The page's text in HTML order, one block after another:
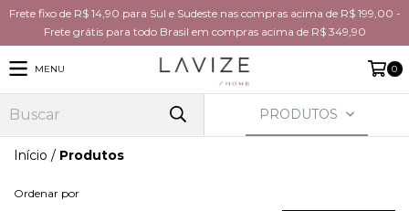
Frete fixo de R$ 14,90 para Sul e Sudeste nas compras acima de R$ 199,00 -
Frete grátis para todo Brasil em compras acima de R$ 349,90
MENU 0
PRODUTOS
Início / Produtos
Ordenar por